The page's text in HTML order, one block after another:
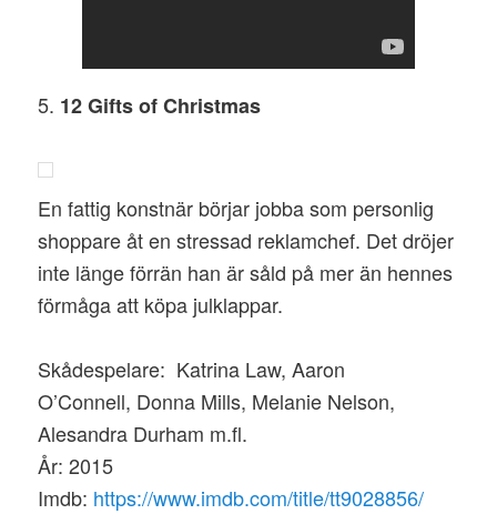
5. 12 Gifts of Christmas
En fattig konstnär börjar jobba som personlig
shoppare åt en stressad reklamchef. Det dröjer
inte länge förrän han är såld på mer än hennes
förmåga att köpa julklappar.
Skådespelare: Katrina Law, Aaron
O’Connell, Donna Mills, Melanie Nelson,
Alesandra Durham m.fl.
År: 2015
Imdb: https://www.imdb.com/title/tt9028856/